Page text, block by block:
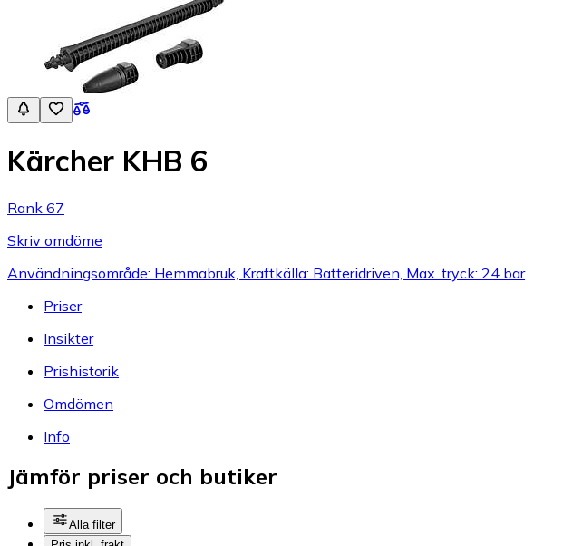
Kärcher KHB 6
Rank 67
Skriv omdöme
Användningsområde: Hemmabruk, Kraftkälla: Batteridriven, Max. tryck: 24 bar
Priser
Insikter
Prishistorik
Omdömen
Info
Jämför priser och butiker
Alla filter